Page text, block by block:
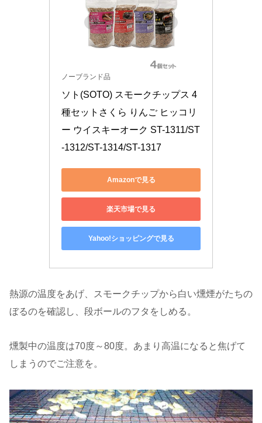
ノーブランド品
ソト(SOTO) スモークチップス 4
種セットさくら りんご ヒッコリ
ー ウイスキーオーク ST-1311/ST
-1312/ST-1314/ST-1317
Amazonで見る
楽天市場で見る
Yahoo!ショッピングで見る
熱源の温度をあげ、スモークチップから白い燻煙がたちの
ぼるのを確認し、段ボールのフタをしめる。
燻製中の温度は70度～80度。あまり高温になると焦げて
しまうのでご注意を。